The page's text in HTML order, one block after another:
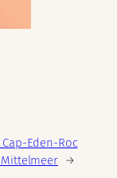
Eden-Roc
→